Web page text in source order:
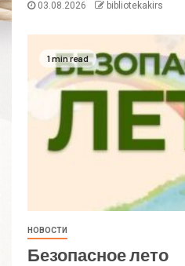
03.08.2026 bibliotekakirs
1 min read
НОВОСТИ
Безопасное лето